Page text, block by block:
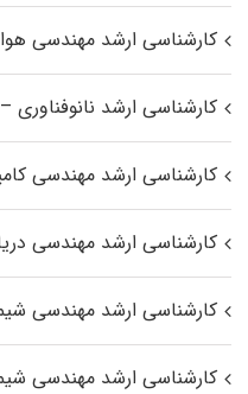
کارشناسی ارشد مهندسی
کارشناسی ارشد نانوفناوری –
کارشناسی ارشد مهندسی
کارشناسی ارشد مهندسی
کارشناسی ارشد مهندسی
کارشناسی ارشد مهندسی